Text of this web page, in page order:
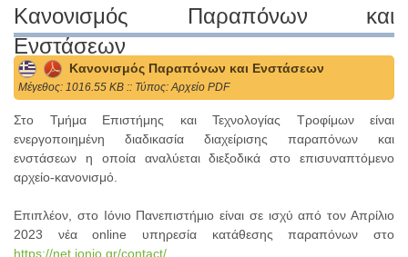
Κανονισμός Παραπόνων και
Ενστάσεων
Κανονισμός Παραπόνων και Ενστάσεων
Mέγεθος: 1016.55 KB :: Τύπος: Αρχείο PDF
Στο Τμήμα Επιστήμης και Τεχνολογίας Τροφίμων είναι
ενεργοποιημένη διαδικασία διαχείρισης παραπόνων και
ενστάσεων η οποία αναλύεται διεξοδικά στο επισυναπτόμενο
αρχείο-κανονισμό.
Επιπλέον, στο Ιόνιο Πανεπιστήμιο είναι σε ισχύ από τον Απρίλιο
2023 νέα online υπηρεσία κατάθεσης παραπόνων στο
https://net.ionio.gr/contact/.